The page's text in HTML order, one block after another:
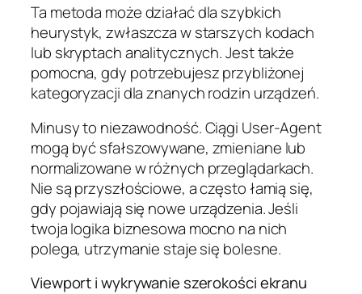
Ta metoda może działać dla szybkich
heurystyk, zwłaszcza w starszych kodach
lub skryptach analitycznych. Jest także
pomocna, gdy potrzebujesz przybliżonej
kategoryzacji dla znanych rodzin urządzeń.
Minusy to niezawodność. Ciągi User-Agent
mogą być sfałszowywane, zmieniane lub
normalizowane w różnych przeglądarkach.
Nie są przyszłościowe, a często łamią się,
gdy pojawiają się nowe urządzenia. Jeśli
twoja logika biznesowa mocno na nich
polega, utrzymanie staje się bolesne.
Viewport i wykrywanie szerokości ekranu